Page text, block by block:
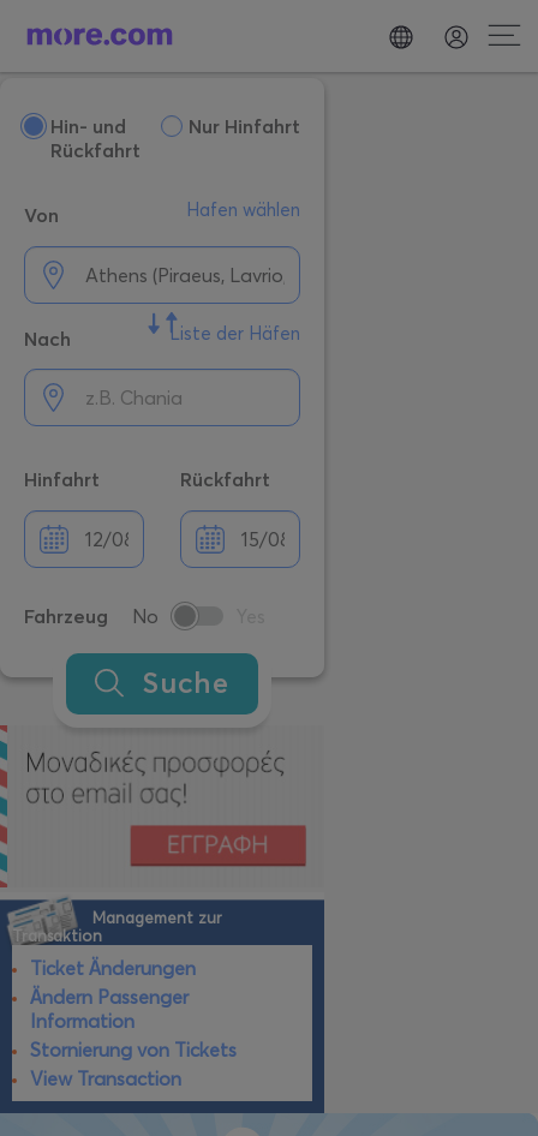
Hin- und
Rückfahrt
Nur Hinfahrt
Von Hafen wählen
Nach Liste der Häfen
Hinfahrt Rückfahrt
Fahrzeug No
Suche
Management zur
Transaktion
Ticket Änderungen
Ändern Passenger
Information
Stornierung von Tickets
View Transaction